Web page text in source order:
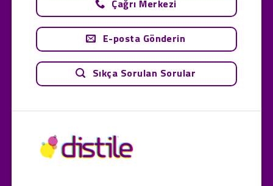
Çağrı Merkezi
E-posta Gönderin
Sıkça Sorulan Sorular